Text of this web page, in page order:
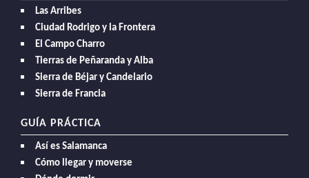
Las Arribes
Ciudad Rodrigo y la Frontera
El Campo Charro
Tierras de Peñaranda y Alba
Sierra de Béjar y Candelario
Sierra de Francia
GUÍA PRÁCTICA
Así es Salamanca
Cómo llegar y moverse